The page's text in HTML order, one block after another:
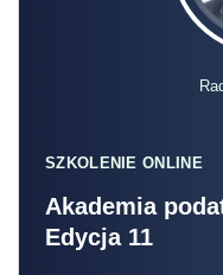
SZKOLENIE ONLINE
Akademia
Edycja 11